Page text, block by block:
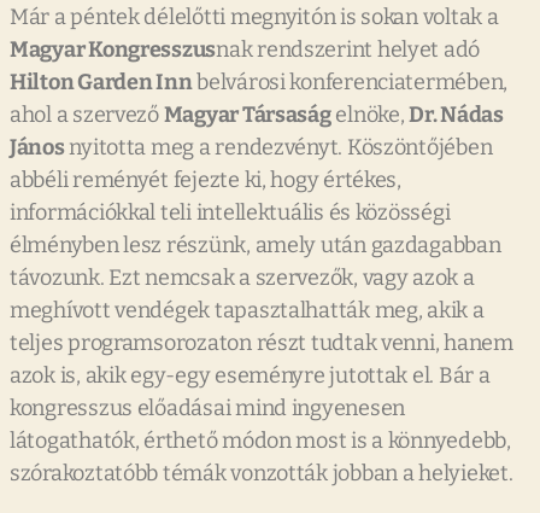
Már a péntek délelőtti megnyitón is sokan voltak a
Magyar Kongresszusnak rendszerint helyet adó
Hilton Garden Innbelvárosi konferenciatermében,
ahol a szervezőMagyar Társaságelnöke,Dr. Nádas
Jánosnyitotta meg a rendezvényt. Köszöntőjében
abbéli reményét fejezte ki, hogy értékes,
információkkal teli intellektuális és közösségi
élményben lesz részünk, amely után gazdagabban
távozunk. Ezt nemcsak a szervezők, vagy azok a
meghívott vendégek tapasztalhatták meg, akik a
teljes programsorozaton részt tudtak venni, hanem
azok is, akik egy-egy eseményre jutottak el. Bár a
kongresszus előadásai mind ingyenesen
látogathatók, érthető módon most is a könnyedebb,
szórakoztatóbb témák vonzották jobban a helyieket.